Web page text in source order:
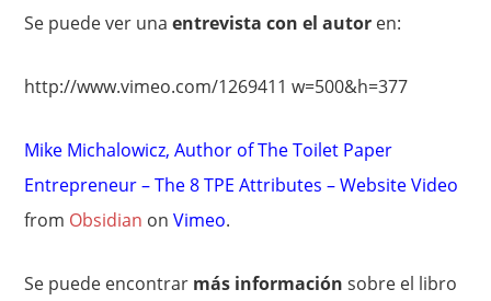
Se puede ver unaentrevista con el autor en:
http://www.vimeo.com/1269411 w=500&h=377
Mike Michalowicz, Author of The Toilet Paper
Entrepreneur – The 8 TPE Attributes – Website Video
from Obsidian onVimeo.
Se puede encontrar más información sobre el libro